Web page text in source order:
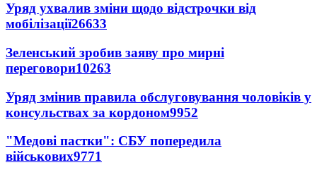
Уряд ухвалив зміни щодо відстрочки від
мобілізації26633
Зеленський зробив заяву про мирні
переговори10263
Уряд змінив правила обслуговування чоловіків у
консульствах за кордоном9952
"Медові пастки": СБУ попередила
військових9771